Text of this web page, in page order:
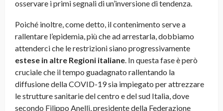
osservare i primi segnali di un’inversione di tendenza.
Poiché inoltre, come detto, il contenimento serve a
rallentare l’epidemia, più che ad arrestarla, dobbiamo
attenderci che le restrizioni siano progressivamente
estese in altre Regioni italiane. In questa fase è però
cruciale che il tempo guadagnato rallentando la
diffusione della COVID-19 sia impiegato per attrezzare
le strutture sanitarie del centro e del sud Italia, dove
secondo Filippo Anelli, presidente della Federazione